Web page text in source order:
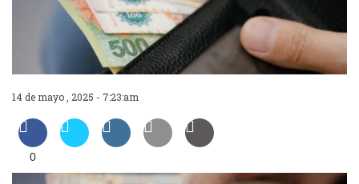
14 de mayo , 2025 - 7:23:am
0